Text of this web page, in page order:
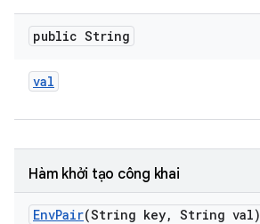
public String
val
Hàm khởi tạo công khai
EnvPair(String key, String val)